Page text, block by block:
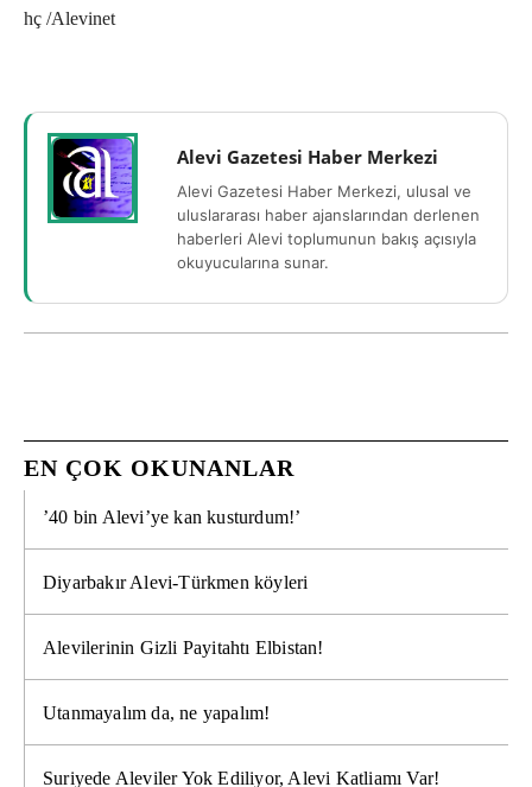
hç /Alevinet
Alevi Gazetesi Haber Merkezi
Alevi Gazetesi Haber Merkezi, ulusal ve
uluslararası haber ajanslarından derlenen
haberleri Alevi toplumunun bakış açısıyla
okuyucularına sunar.
EN ÇOK OKUNANLAR
’40 bin Alevi’ye kan kusturdum!’
Diyarbakır Alevi-Türkmen köyleri
Alevilerinin Gizli Payitahtı Elbistan!
Utanmayalım da, ne yapalım!
Suriyede Aleviler Yok Ediliyor, Alevi Katliamı Var!